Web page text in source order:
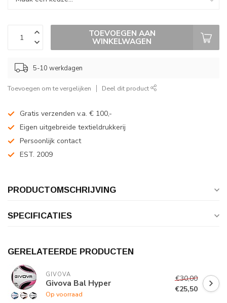
TOEVOEGEN AAN
WINKELWAGEN
5-10 werkdagen
Toevoegen om te vergelijken Deel dit product
Gratis verzenden v.a. € 100,-
Eigen uitgebreide textieldrukkerij
Persoonlijk contact
EST. 2009
PRODUCTOMSCHRIJVING
SPECIFICATIES
GERELATEERDE PRODUCTEN
GIVOVA
Givova Bal Hyper
Op voorraad
€30,00
€25,50